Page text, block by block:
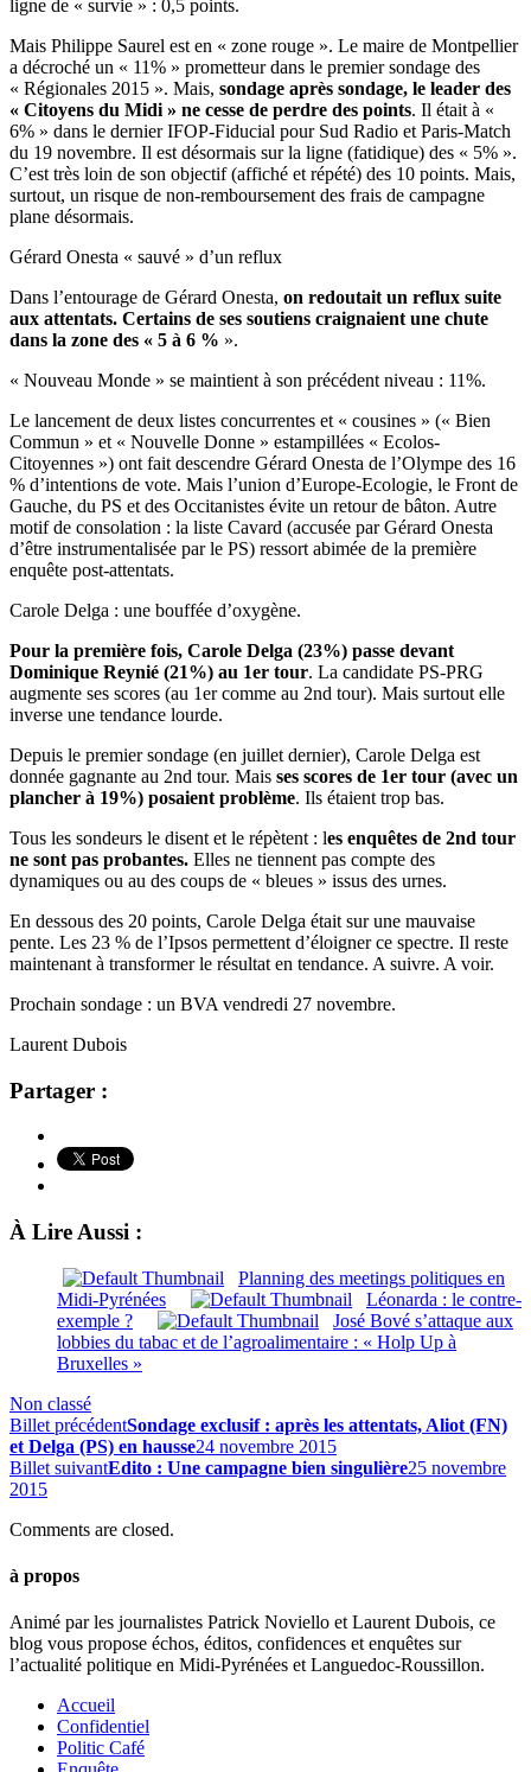
ligne de « survie » : 0,5 points.
Mais Philippe Saurel est en « zone rouge ». Le maire de Montpellier
a décroché un « 11% » prometteur dans le premier sondage des
« Régionales 2015 ». Mais, sondage après sondage, le leader des
« Citoyens du Midi » ne cesse de perdre des points. Il était à «
6% » dans le dernier IFOP-Fiducial pour Sud Radio et Paris-Match
du 19 novembre. Il est désormais sur la ligne (fatidique) des « 5% ».
C’est très loin de son objectif (affiché et répété) des 10 points. Mais,
surtout, un risque de non-remboursement des frais de campagne
plane désormais.
Gérard Onesta « sauvé » d’un reflux
Dans l’entourage de Gérard Onesta, on redoutait un reflux suite
aux attentats. Certains de ses soutiens craignaient une chute
dans la zone des « 5 à 6 % ».
« Nouveau Monde » se maintient à son précédent niveau : 11%.
Le lancement de deux listes concurrentes et « cousines » (« Bien
Commun » et « Nouvelle Donne » estampillées « Ecolos-
Citoyennes ») ont fait descendre Gérard Onesta de l’Olympe des 16
% d’intentions de vote. Mais l’union d’Europe-Ecologie, le Front de
Gauche, du PS et des Occitanistes évite un retour de bâton. Autre
motif de consolation : la liste Cavard (accusée par Gérard Onesta
d’être instrumentalisée par le PS) ressort abimée de la première
enquête post-attentats.
Carole Delga : une bouffée d’oxygène.
Pour la première fois, Carole Delga (23%) passe devant
Dominique Reynié (21%) au 1er tour. La candidate PS-PRG
augmente ses scores (au 1er comme au 2nd tour). Mais surtout elle
inverse une tendance lourde.
Depuis le premier sondage (en juillet dernier), Carole Delga est
donnée gagnante au 2nd tour. Mais ses scores de 1er tour (avec un
plancher à 19%) posaient problème. Ils étaient trop bas.
Tous les sondeurs le disent et le répètent : les enquêtes de 2nd tour
ne sont pas probantes. Elles ne tiennent pas compte des
dynamiques ou au des coups de « bleues » issus des urnes.
En dessous des 20 points, Carole Delga était sur une mauvaise
pente. Les 23 % de l’Ipsos permettent d’éloigner ce spectre. Il reste
maintenant à transformer le résultat en tendance. A suivre. A voir.
Prochain sondage : un BVA vendredi 27 novembre.
Laurent Dubois
Partager :
À Lire Aussi :
Planning des meetings politiques en
Midi-Pyrénées
Léonarda : le contre-
exemple ?
José Bové s’attaque aux
lobbies du tabac et de l’agroalimentaire : « Holp Up à
Bruxelles »
Non classé
Billet précédentSondage exclusif : après les attentats, Aliot (FN)
et Delga (PS) en hausse24 novembre 2015
Billet suivantEdito : Une campagne bien singulière25 novembre
2015
Comments are closed.
à propos
Animé par les journalistes Patrick Noviello et Laurent Dubois, ce
blog vous propose échos, éditos, confidences et enquêtes sur
l’actualité politique en Midi-Pyrénées et Languedoc-Roussillon.
Accueil
Confidentiel
Politic Café